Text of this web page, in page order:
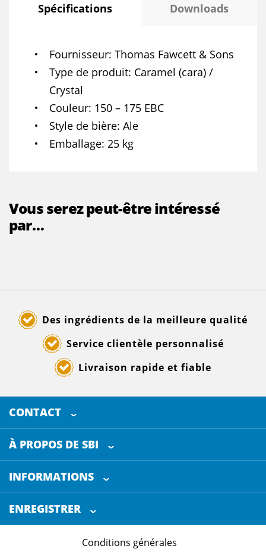
Spécifications Downloads
Fournisseur Thomas Fawcett & Sons
Type de produit Caramel (cara) /
Crystal
Couleur 150 – 175 EBC
Style de bière Ale
Emballage 25 kg
Vous serez peut-être intéressé
par…
Des ingrédients de la meilleure qualité
Service clientèle personnalisé
Livraison rapide et fiable
CONTACT
SELECTED BREWING INGREDIENTS
Doornhoek 3880
5465 TBVeghel
Les Pays-Bas
info@sbi4beer.com
À PROPOS DE SBI
INFORMATIONS
Service clientèle
Certification
ENREGISTRER
Conditions générales